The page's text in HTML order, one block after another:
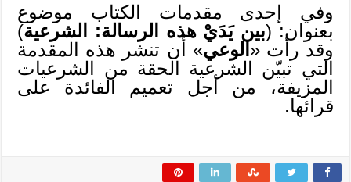
وفي إحدى مقدمات الكتاب موضوع
بعنوان: (بين يَدَيْ هذه الرسالة: الشرعية)
وقد رأت «الوعي» أن تنشر هذه المقدمة
التي تبيّن الشرعية الحقة من الشرعيات
المزيفة، من أجل تعميم الفائدة على
قرائها.